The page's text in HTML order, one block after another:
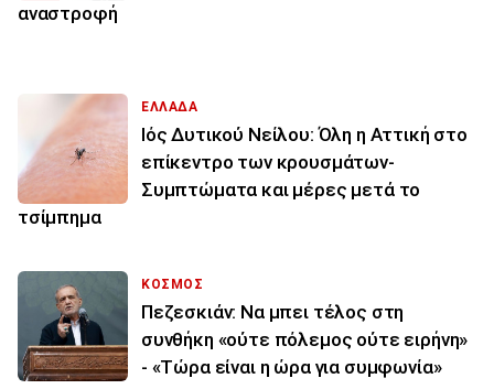
αναστροφή
ΕΛΛΑΔΑ
Ιός Δυτικού Νείλου: Όλη η Αττική στο
επίκεντρο των κρουσμάτων-
Συμπτώματα και μέρες μετά το
τσίμπημα
ΚΟΣΜΟΣ
Πεζεσκιάν: Να μπει τέλος στη
συνθήκη «ούτε πόλεμος ούτε ειρήνη»
- «Τώρα είναι η ώρα για συμφωνία»